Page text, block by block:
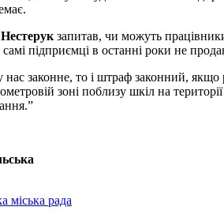
запитав, чи можуть
самі підприємці в останні роки не
законне, то і штраф законний, якщо
зоні поблизу шкіл на
міська рада